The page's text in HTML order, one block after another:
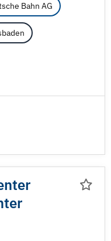
Bahn AG